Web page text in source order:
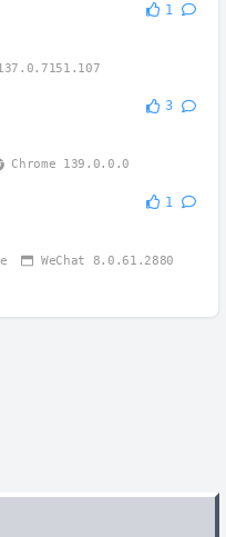
1
3
Chrome 139.0.0.0
1
WeChat 8.0.61.2880